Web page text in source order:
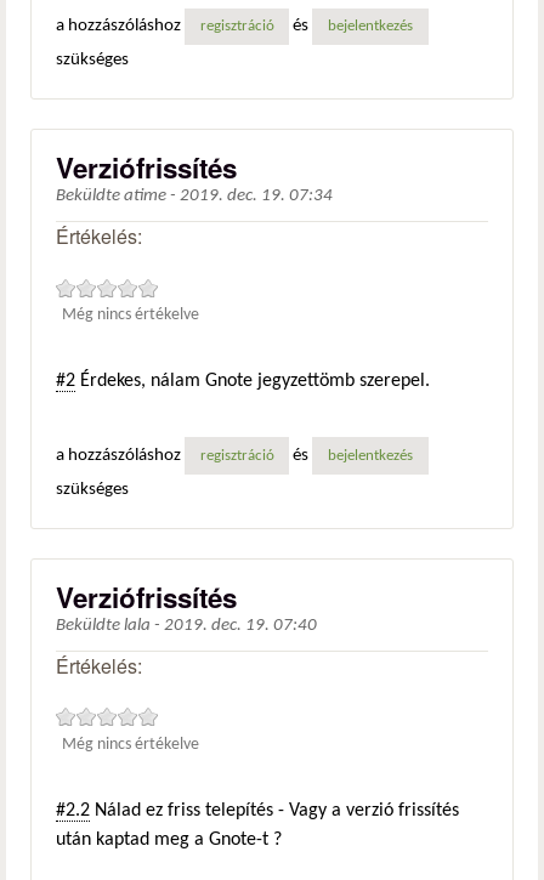
a hozzászóláshoz regisztráció és bejelentkezés
szükséges
Verziófrissítés
Beküldte atime - 2019. dec. 19. 07:34
Értékelés:
Még nincs értékelve
#2 Érdekes, nálam Gnote jegyzettömb szerepel.
a hozzászóláshoz regisztráció és bejelentkezés
szükséges
Verziófrissítés
Beküldte lala - 2019. dec. 19. 07:40
Értékelés:
Még nincs értékelve
#2.2 Nálad ez friss telepítés - Vagy a verzió frissítés
után kaptad meg a Gnote-t ?